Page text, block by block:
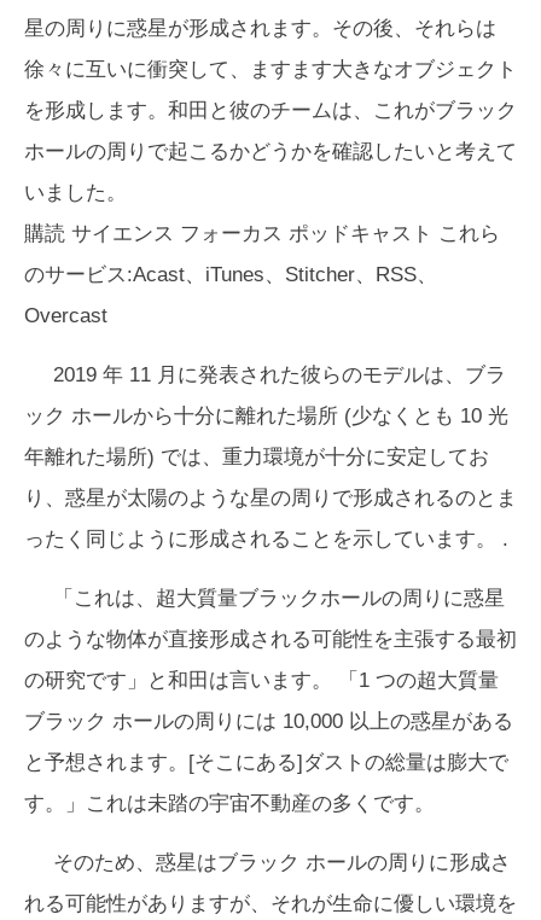
星の周りに惑星が形成されます。その後、それらは
徐々に互いに衝突して、ますます大きなオブジェクト
を形成します。和田と彼のチームは、これがブラック
ホールの周りで起こるかどうかを確認したいと考えて
いました。
購読 サイエンス フォーカス ポッドキャスト これら
のサービス:Acast、iTunes、Stitcher、RSS、
Overcast
2019 年 11 月に発表された彼らのモデルは、ブラ
ック ホールから十分に離れた場所 (少なくとも 10 光
年離れた場所) では、重力環境が十分に安定してお
り、惑星が太陽のような星の周りで形成されるのとま
ったく同じように形成されることを示しています。 .
「これは、超大質量ブラックホールの周りに惑星
のような物体が直接形成される可能性を主張する最初
の研究です」と和田は言います。 「1 つの超大質量
ブラック ホールの周りには 10,000 以上の惑星がある
と予想されます。[そこにある]ダストの総量は膨大で
す。」これは未踏の宇宙不動産の多くです。
そのため、惑星はブラック ホールの周りに形成さ
れる可能性がありますが、それが生命に優しい環境を